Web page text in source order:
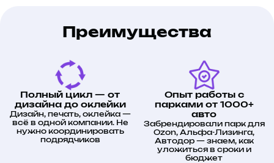
Преимущества
Полный цикл — от
дизайна до оклейки
Дизайн, печать, оклейка —
всё в одной компании. Не
нужно координировать
подрядчиков
Опыт работы с
парками от 1000+
авто
Забрендировали парк для
Ozon, Альфа-Лизинга,
Автодор — знаем, как
уложиться в сроки и
бюджет